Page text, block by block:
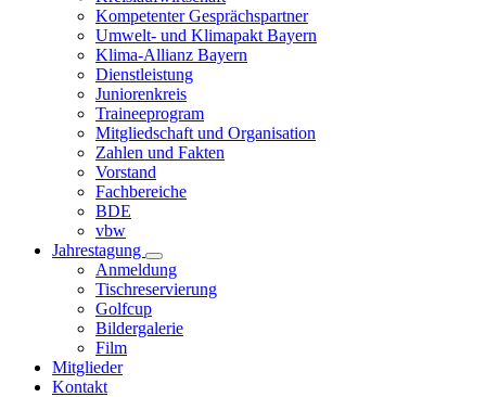
Kompetenter Gesprächspartner
Umwelt- und Klimapakt Bayern
Klima-Allianz Bayern
Dienstleistung
Juniorenkreis
Traineeprogram
Mitgliedschaft und Organisation
Zahlen und Fakten
Vorstand
Fachbereiche
BDE
vbw
Jahrestagung
Anmeldung
Tischreservierung
Golfcup
Bildergalerie
Film
Mitglieder
Kontakt